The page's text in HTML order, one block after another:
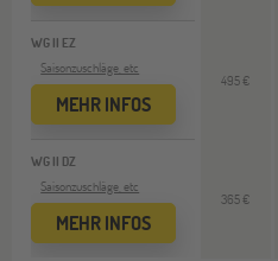
WG II EZ
Saisonzuschläge, etc
MEHR INFOS
WG II DZ
Saisonzuschläge, etc
MEHR INFOS
495 €
365 €